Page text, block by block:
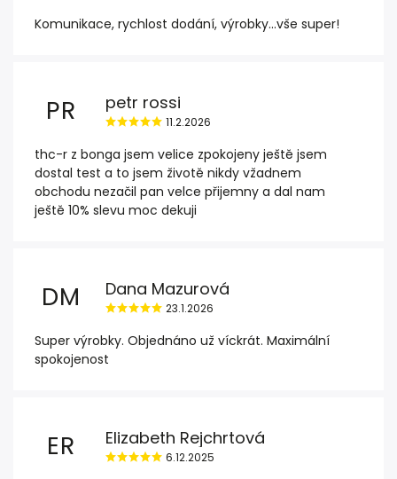
Komunikace, rychlost dodání, výrobky...vše super!
PR petr rossi
11.2.2026
thc-r z bonga jsem velice zpokojeny ještě jsem
dostal test a to jsem životě nikdy vžadnem
obchodu nezačil pan velce přijemny a dal nam
ještě 10% slevu moc dekuji
DM Dana Mazurová
23.1.2026
Super výrobky. Objednáno už víckrát. Maximální
spokojenost
ER Elizabeth Rejchrtová
6.12.2025